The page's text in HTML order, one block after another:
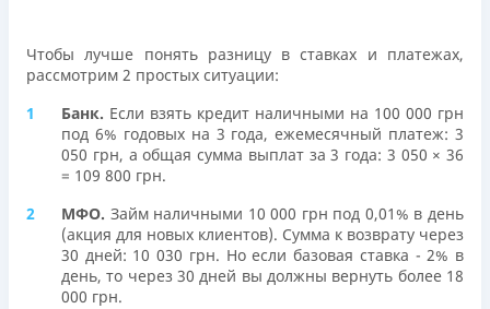
Чтобы лучше понять разницу в ставках и платежах,
рассмотрим 2 простых ситуации:
Банк. Если взять кредит наличными на 100 000 грн
под 6% годовых на 3 года, ежемесячный платеж: 3
050 грн, а общая сумма выплат за 3 года: 3 050 × 36
= 109 800 грн.
МФО. Займ наличными 10 000 грн под 0,01% в день
(акция для новых клиентов). Сумма к возврату через
30 дней: 10 030 грн. Но если базовая ставка - 2% в
день, то через 30 дней вы должны вернуть более 18
000 грн.